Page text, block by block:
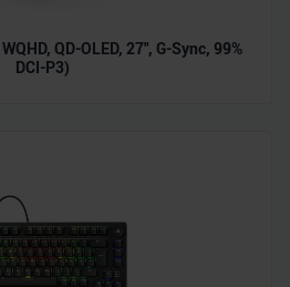
QD-OLED, 27", G-Sync, 99%
DCI-P3)